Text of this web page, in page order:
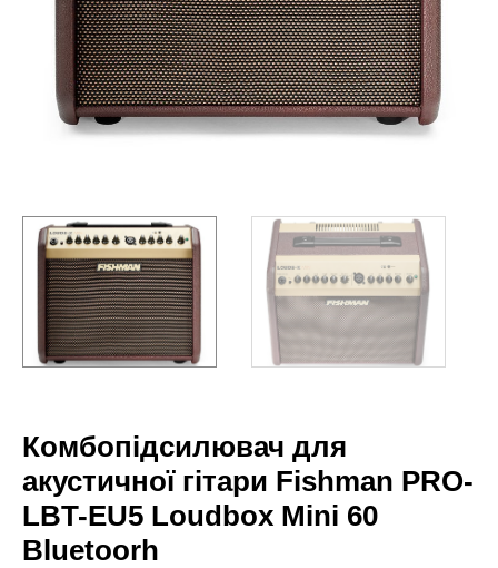
Комбопідсилювач для
акустичної гітари Fishman PRO-
LBT-EU5 Loudbox Mini 60
Bluetoorh